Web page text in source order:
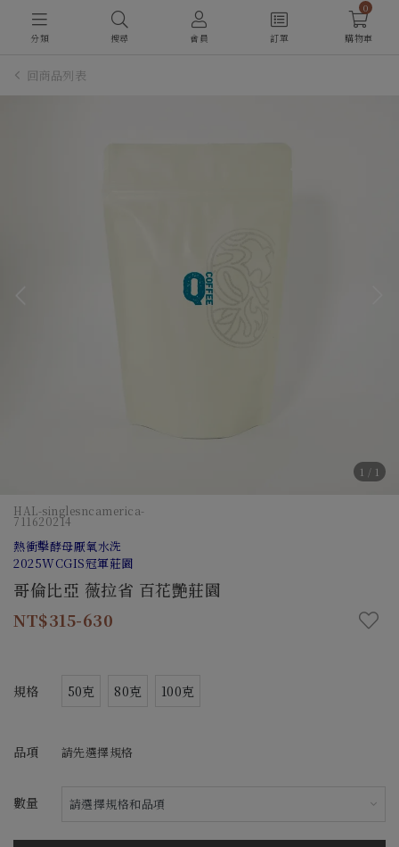
分類 搜尋 會員 訂單
0
購物車
回商品列表
1 / 1
HAL-singlesncamerica-
711620214
熱衝擊酵母厭氧水洗
2025WCGIS冠軍莊園
哥倫比亞 薇拉省 百花艷莊園
315-630
規格 50克 80克 100克
品項 請先選擇規格
數量